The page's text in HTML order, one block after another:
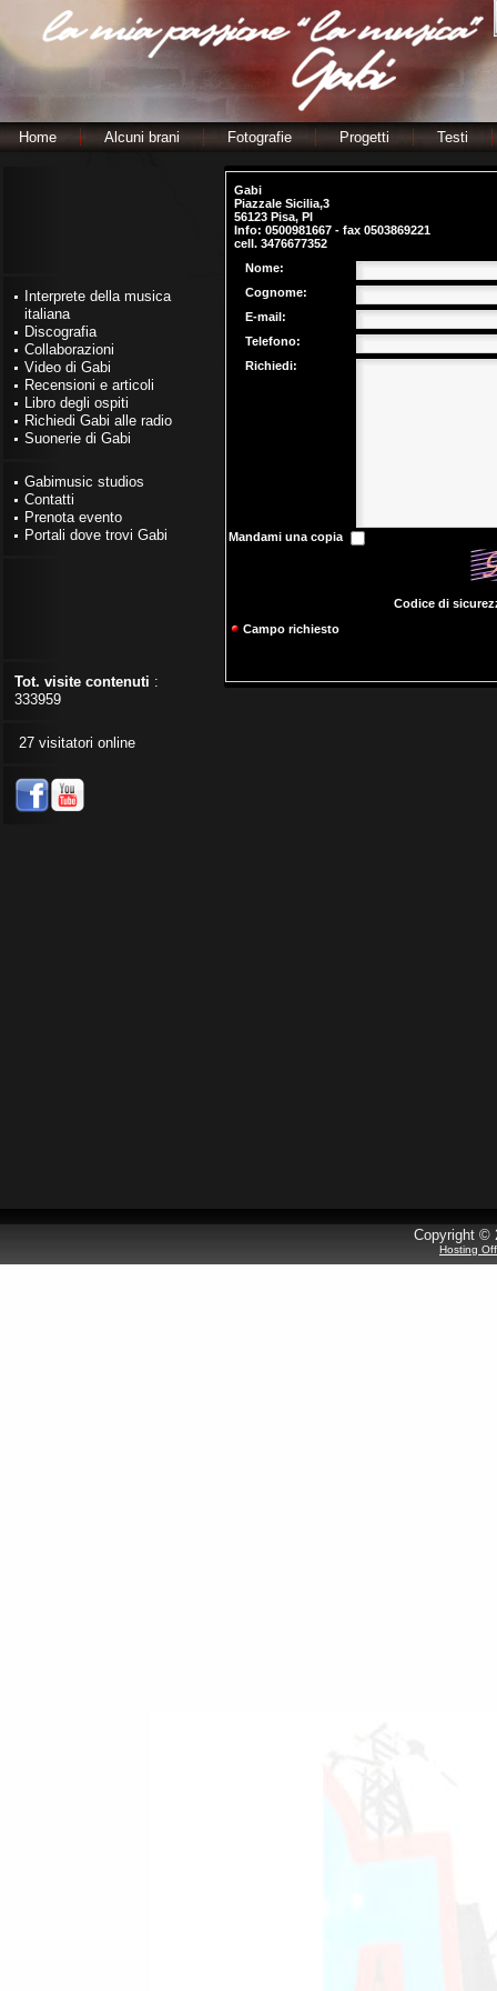
Home Alcuni brani Fotografie Progetti Testi
Interprete della musica
italiana
Discografia
Collaborazioni
Video di Gabi
Recensioni e articoli
Libro degli ospiti
Richiedi Gabi alle radio
Suonerie di Gabi
Gabimusic studios
Contatti
Prenota evento
Portali dove trovi Gabi
Tot. visite contenuti :
333959
27 visitatori online
Gabi
Piazzale Sicilia,3
56123 Pisa, PI
Info: 0500981667 - fax 0503869221
cell. 3476677352
Nome:
Cognome:
E-mail:
Telefono:
Richiedi:
Mandami una copia
Codice di
Campo richiesto
Copyright ©
Hosting